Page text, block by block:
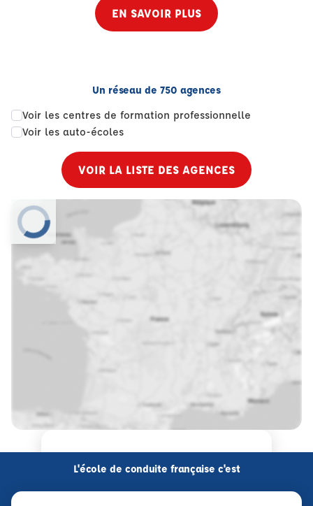
EN SAVOIR PLUS
Un réseau de 750 agences
Voir les centres de formation professionnelle
Voir les auto-écoles
VOIR LA LISTE DES AGENCES
L'école de conduite française c'est